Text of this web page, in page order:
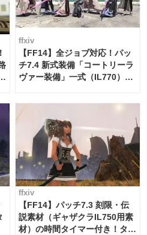
ffxiv
【FF14】全ジョブ対応！パッ
チ7.4 新式装備「コートリーラ
ヴァー装備」一式（IL770）の
ffxiv
【FF14】パッチ7.3 刻限・伝
説素材（ギャザクラIL750用素
材）の時間タイマー付き！タイ